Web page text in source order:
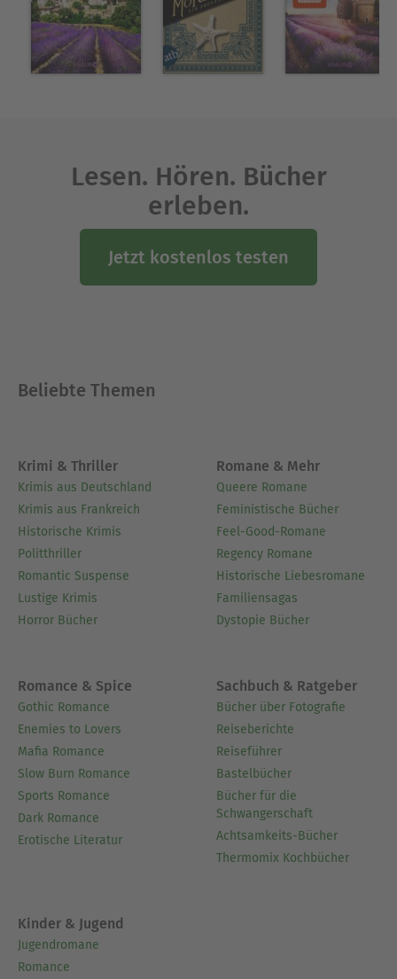
Lesen. Hören. Bücher
erleben.
Jetzt kostenlos testen
Beliebte Themen
Krimi & Thriller
Krimis aus Deutschland
Krimis aus Frankreich
Historische Krimis
Politthriller
Romantic Suspense
Lustige Krimis
Horror Bücher
Romane & Mehr
Queere Romane
Feministische Bücher
Feel-Good-Romane
Regency Romane
Historische Liebesromane
Familiensagas
Dystopie Bücher
Romance & Spice
Gothic Romance
Enemies to Lovers
Mafia Romance
Slow Burn Romance
Sports Romance
Dark Romance
Erotische Literatur
Sachbuch & Ratgeber
Bücher über Fotografie
Reiseberichte
Reiseführer
Bastelbücher
Bücher für die
Schwangerschaft
Achtsamkeits-Bücher
Thermomix Kochbücher
Kinder & Jugend
Jugendromane
Romance